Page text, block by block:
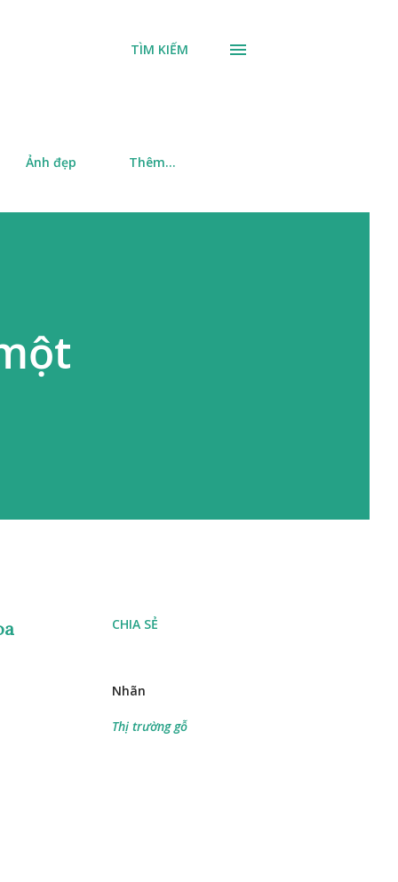
TÌM KIẾM
Ảnh đẹp Thêm…
CHIA SẺ
Nhãn
Thị trường gỗ